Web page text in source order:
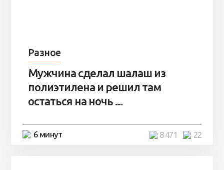
Разное
Мужчина сделал шалаш из
полиэтилена и решил там
остаться на ночь ...
6 минут 22
8 471